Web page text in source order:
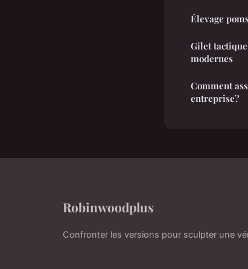
Élevage
Gilet
modernes
Comment
entreprise?
Robinwoodplus
Confronter les versions pour sculpter une